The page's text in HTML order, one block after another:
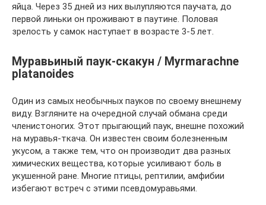
яйца. Через 35 дней из них вылупляются паучата, до
первой линьки он проживают в паутине. Половая
зрелость у самок наступает в возрасте 3-5 лет.
Муравьиный паук-скакун / Myrmarachne
platanoides
Один из самых необычных пауков по своему внешнему
виду. Взгляните на очередной случай обмана среди
членистоногих. Этот прыгающий паук, внешне похожий
на муравья-ткача. Он известен своим болезненным
укусом, а также тем, что он производит два разных
химических вещества, которые усиливают боль в
укушенной ране. Многие птицы, рептилии, амфибии
избегают встреч с этими псевдомуравьями.